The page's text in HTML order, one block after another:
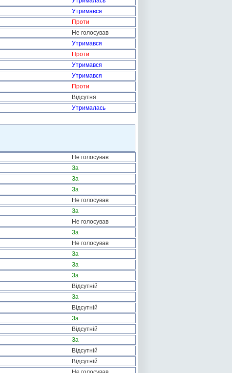
Утримався
Проти
Не голосував
Утримався
Проти
Утримався
Утримався
Проти
Відсутня
Утрималась
Не голосував
За
За
За
Не голосував
За
Не голосував
За
Не голосував
За
За
За
Відсутній
За
Відсутній
За
Відсутній
За
Відсутній
Відсутній